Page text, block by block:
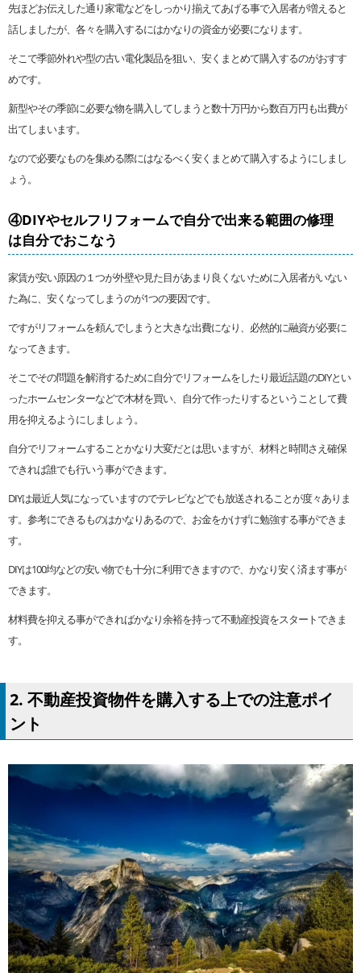
先ほどお伝えした通り家電などをしっかり揃えてあげる事で入居者が増えると
話しましたが、各々を購入するにはかなりの資金が必要になります。
そこで季節外れや型の古い電化製品を狙い、安くまとめて購入するのがおすす
めです。
新型やその季節に必要な物を購入してしまうと数十万円から数百万円も出費が
出てしまいます。
なので必要なものを集める際にはなるべく安くまとめて購入するようにしまし
ょう。
④DIYやセルフリフォームで自分で出来る範囲の修理
は自分でおこなう
家賃が安い原因の１つが外壁や見た目があまり良くないために入居者がいない
た為に、安くなってしまうのが1つの要因です。
ですがリフォームを頼んでしまうと大きな出費になり、必然的に融資が必要に
なってきます。
そこでその問題を解消するために自分でリフォームをしたり最近話題のDIYとい
ったホームセンターなどで木材を買い、自分で作ったりするということして費
用を抑えるようにしましょう。
自分でリフォームすることかなり大変だとは思いますが、材料と時間さえ確保
できれば誰でも行いう事ができます。
DIYは最近人気になっていますのでテレビなどでも放送されることが度々ありま
す。参考にできるものはかなりあるので、お金をかけずに勉強する事ができま
す。
DIYは100均などの安い物でも十分に利用できますので、かなり安く済ます事が
できます。
材料費を抑える事ができればかなり余裕を持って不動産投資をスタートできま
す。
2. 不動産投資物件を購入する上での注意ポイ
ント